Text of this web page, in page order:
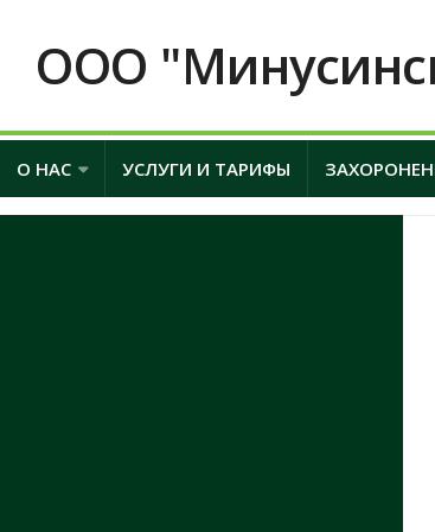
ООО
О НАС УСЛУГИ И ТАРИФЫ